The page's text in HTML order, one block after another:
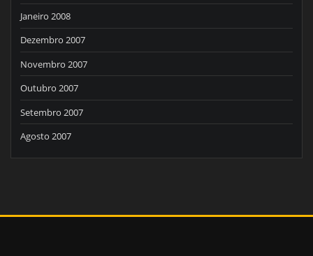
Janeiro 2008
Dezembro 2007
Novembro 2007
Outubro 2007
Setembro 2007
Agosto 2007